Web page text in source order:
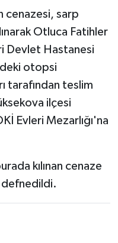
cenazesi, sarp
Otluca Fatihler
Devlet Hastanesi
otopsi
tarafından teslim
ilçesi
Evleri Mezarlığı'na
kılınan cenaze
defnedildi.